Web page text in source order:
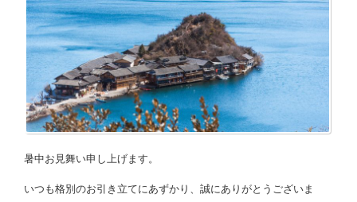
暑中お見舞い申し上げます。
いつも格別のお引き立てにあずかり、誠にありがとうございま